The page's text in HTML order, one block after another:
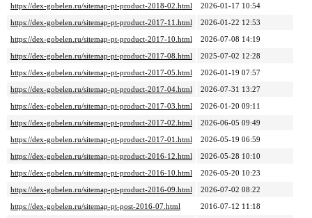
https://dex-gobelen.ru/sitemap-pt-product-2018-02.html
2026-01-17 10:54
https://dex-gobelen.ru/sitemap-pt-product-2017-11.html
2026-01-22 12:53
https://dex-gobelen.ru/sitemap-pt-product-2017-10.html
2026-07-08 14:19
https://dex-gobelen.ru/sitemap-pt-product-2017-08.html
2025-07-02 12:28
https://dex-gobelen.ru/sitemap-pt-product-2017-05.html
2026-01-19 07:57
https://dex-gobelen.ru/sitemap-pt-product-2017-04.html
2026-07-31 13:27
https://dex-gobelen.ru/sitemap-pt-product-2017-03.html
2026-01-20 09:11
https://dex-gobelen.ru/sitemap-pt-product-2017-02.html
2026-06-05 09:49
https://dex-gobelen.ru/sitemap-pt-product-2017-01.html
2026-05-19 06:59
https://dex-gobelen.ru/sitemap-pt-product-2016-12.html
2026-05-28 10:10
https://dex-gobelen.ru/sitemap-pt-product-2016-10.html
2026-05-20 10:23
https://dex-gobelen.ru/sitemap-pt-product-2016-09.html
2026-07-02 08:22
https://dex-gobelen.ru/sitemap-pt-post-2016-07.html
2016-07-12 11:18